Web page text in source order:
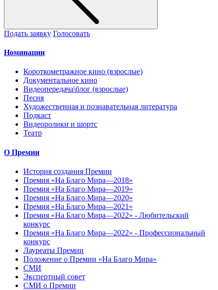
Подать заявку Голосовать
Номинации
Короткометражное кино (взрослые)
Документальное кино
Видеопередача\блог (взрослые)
Песня
Художественная и познавательная литература
Подкаст
Видеоролики и шортс
Театр
О Премии
История создания Премии
Премия «На Благо Мира—2018»
Премия «На Благо Мира—2019»
Премия «На Благо Мира—2020»
Премия «На Благо Мира—2021»
Премия «На Благо Мира—2022» - Любительский
конкурс
Премия «На Благо Мира—2022» - Профессиональный
конкурс
Лауреаты Премии
Положение о Премии «На Благо Мира»
СМИ
Экспертный совет
СМИ о Премии